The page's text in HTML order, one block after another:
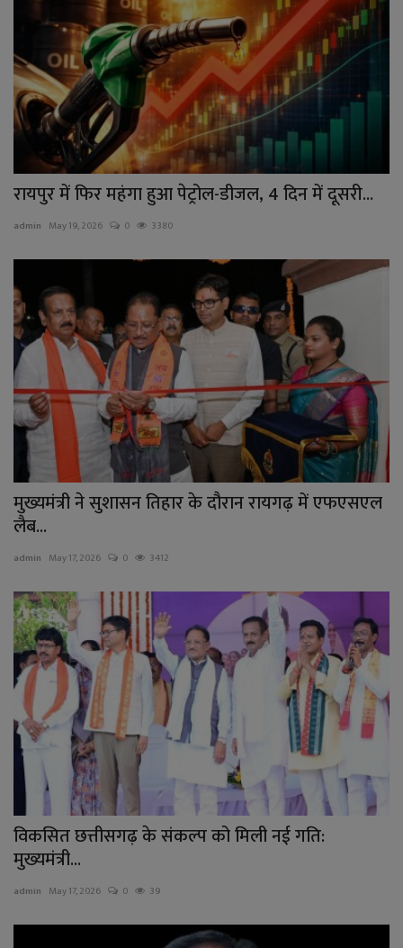
रायपुर में फिर महंगा हुआ पेट्रोल-डीजल, 4 दिन में दूसरी...
admin May 19, 2026 0 3380
मुख्यमंत्री ने सुशासन तिहार के दौरान रायगढ़ में एफएसएल
लैब...
admin May 17, 2026 0 3412
विकसित छत्तीसगढ़ के संकल्प को मिली नई गति:
मुख्यमंत्री...
admin May 17, 2026 0 39